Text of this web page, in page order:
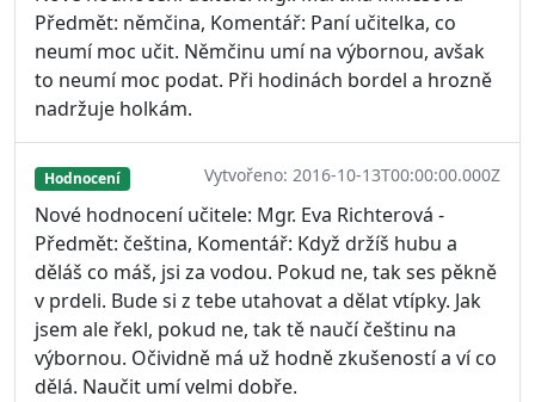
Předmět: němčina, Komentář: Paní učitelka, co
neumí moc učit. Němčinu umí na výbornou, avšak
to neumí moc podat. Při hodinách bordel a hrozně
nadržuje holkám.
Hodnocení Vytvořeno: 2016-10-13T00:00:00.000Z
Nové hodnocení učitele: Mgr. Eva Richterová -
Předmět: čeština, Komentář: Když držíš hubu a
děláš co máš, jsi za vodou. Pokud ne, tak ses pěkně
v prdeli. Bude si z tebe utahovat a dělat vtípky. Jak
jsem ale řekl, pokud ne, tak tě naučí češtinu na
výbornou. Očividně má už hodně zkušeností a ví co
dělá. Naučit umí velmi dobře.